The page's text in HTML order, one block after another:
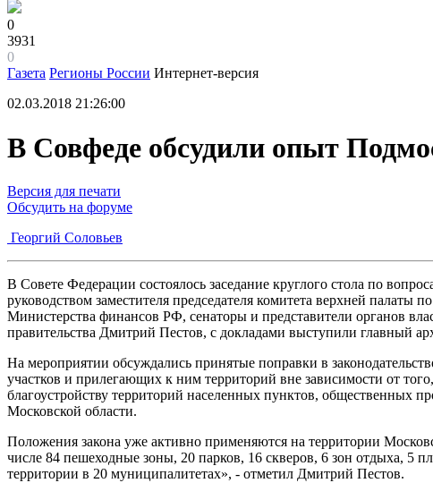
0
3931
0
Газета Регионы России Интернет-версия
02.03.2018 21:26:00
В Совфеде обсудили опыт
Версия для печати
Обсудить на форуме
Георгий Соловьев
В Совете Федерации состоялось заседание круглого стола по
руководством заместителя председателя комитета верхней
Министерства финансов РФ, сенаторы и представители органов
правительства Дмитрий Пестов, с докладами выступили главный
На мероприятии обсуждались принятые поправки в
участков и прилегающих к ним территорий вне зависимости от
благоустройству территорий населенных пунктов, общественных
Московской области.
Положения закона уже активно применяются на территории
числе 84 пешеходные зоны, 20 парков, 16 скверов, 6 зон отдыха, 5
территории в 20 муниципалитетах», - отметил Дмитрий Пестов.